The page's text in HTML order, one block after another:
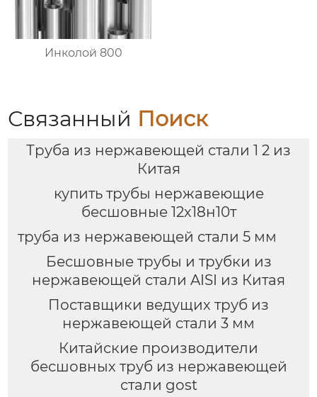
Инколой 800
Связанный Поиск
Труба из нержавеющей стали 1 2 из
Китая
купить трубы нержавеющие
бесшовные 12х18н10т
труба из нержавеющей стали 5 мм
Бесшовные трубы и трубки из
нержавеющей стали AISI из Китая
Поставщики ведущих труб из
нержавеющей стали 3 мм
Китайские производители
бесшовных труб из нержавеющей
стали gost